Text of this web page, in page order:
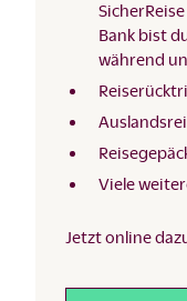
Bank bist
während
Viele
Jetzt online